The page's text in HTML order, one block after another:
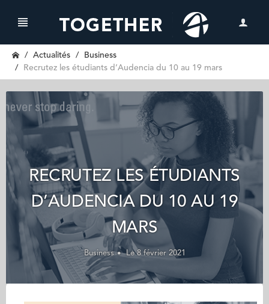
Actualités
Business
Recrutez les étudiants d’Audencia du 10 au 19 mars
RECRUTEZ LES ÉTUDIANTS
D’AUDENCIA DU 10 AU 19
MARS
Business Le 8 février 2021